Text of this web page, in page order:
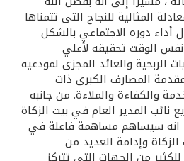
المثالية للنجاح التى تتمناها
دوره الاجتماعي بالشكل
الوقت تحقيقه لأعلي
الربحية والعائد المجزى لمودعيه
المصارف الكبرى ذات
والكفاءة والملاءة. من جانبه
نائب المدير العام في بيت الزكاة
انه سيساهم مساهمة فاعلة في
وإدامة العديد من